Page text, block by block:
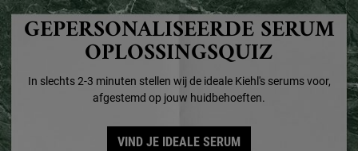
GEPERSONALISEERDE SERUM
OPLOSSINGSQUIZ
In slechts 2-3 minuten stellen wij de ideale Kiehl's serums voor,
afgestemd op jouw huidbehoeften.
VIND JE IDEALE SERUM